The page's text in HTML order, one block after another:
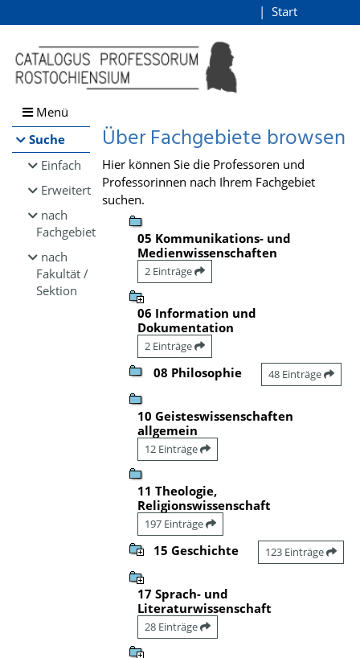
Browsen
direkt zum Inhalt
Start
Menü
Suche
Einfach
Erweitert
nach
Fachgebiet
nach
Fakultät /
Sektion
Über Fachgebiete browsen
Hier können Sie die Professoren und
Professorinnen nach Ihrem Fachgebiet
suchen.
05 Kommunikations- und
Medienwissenschaften
2 Einträge
06 Information und
Dokumentation
2 Einträge
08 Philosophie 48 Einträge
10 Geisteswissenschaften
allgemein
12 Einträge
11 Theologie,
Religionswissenschaft
197 Einträge
15 Geschichte 123 Einträge
17 Sprach- und
Literaturwissenschaft
28 Einträge